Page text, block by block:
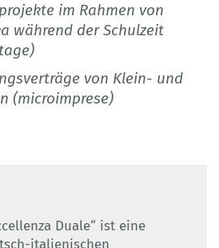
im Rahmen von
während der Schulzeit
von Klein- und
(microimprese)
Duale“ ist eine
italienischen